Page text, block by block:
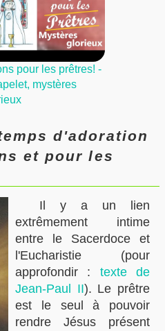
pour les prêtres! -
mystères
d'adoration
et pour les
Il y a un lien
extrêmement intime
entre le Sacerdoce et
l'Eucharistie (pour
approfondir : texte de
Jean-Paul II). Le prêtre
est le seul à pouvoir
rendre Jésus présent